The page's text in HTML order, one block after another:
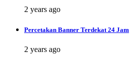
2 years ago
Percetakan Banner Terdekat 24 Jam
2 years ago